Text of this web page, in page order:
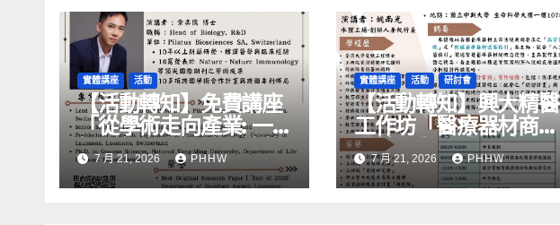
實體講座 活動
【活動轉知】免費講座
「從學術走向產業: ⼀
場創新力與⼈才共築的
旅程」
7 月 21, 2026 PHHW
實體講座 活動 研討會
【活動轉知】興大精醫
工作坊「醫療器材商品
化精要與實戰研討」
7 月 21, 2026 PHHW